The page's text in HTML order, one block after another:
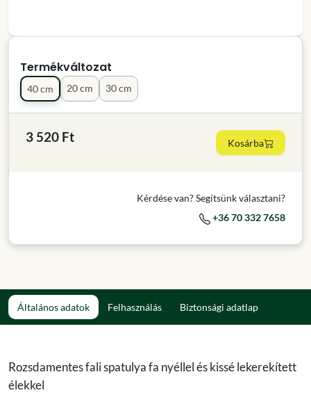
Termékváltozat
20 cm 30 cm
40 cm
3 520 Ft Kosárba
Kérdése van? Segítsünk választani?
+36 70 332 7658
Általános adatok Felhasználás Biztonsági adatlap
Rozsdamentes fali spatulya fa nyéllel és kissé lekerekített
élekkel